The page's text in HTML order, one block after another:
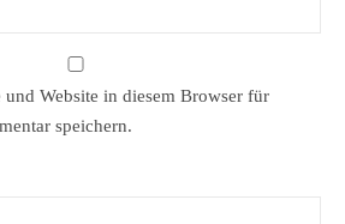
Website in diesem Browser für
speichern.